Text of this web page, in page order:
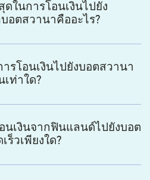
ในการโอนเงินไปยัง
อตสวานาคืออะไร?
รโอนเงินไปยังบอตสวานา
ท่าใด?
นเงินจากฟินแลนด์ไปยังบอต
ร็วเพียงใด?